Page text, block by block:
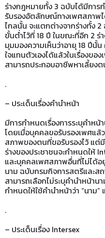
ร่างกฎหมายทั้ง 3 ฉบับได้มีการ
รับรองอัตลักษณ์ทางเพศสภาพ
ไกลนั้น จะแตกต่างจากร่างทั้ง
ขั้นต่ำไว้ที่ 18 ปี ในขณะที่อีก 2 ร่
มุมมองความเห็นว่าอายุ 18 ปีนั้
ใจแทนตัวเองได้แล้วในเรื่องข
สามารถประกอบอาชีพหาเลี้ยงต
.
– ประเด็นเรื่องคำนำหน้า
มีการกำหนดเรื่องการระบุคำหน้
โดยเมื่อบุคคลขอรับรองเพศแล้
สภาพของตนที่ขอรับรองไว้ แต่
ร่างของประชาชนจะกำหนดให้
และบุคคลเพศสภาพอื่นที่ไม่ได้อ
นาม ฉบับกรมกิจการสตรีและส
สามารถเลือกไม่ระบุคำนำหน้า
กำหนดให้ใช้คำนำหน้าว่า “นาม”
.
– ประเด็นเรื่อง Intersex